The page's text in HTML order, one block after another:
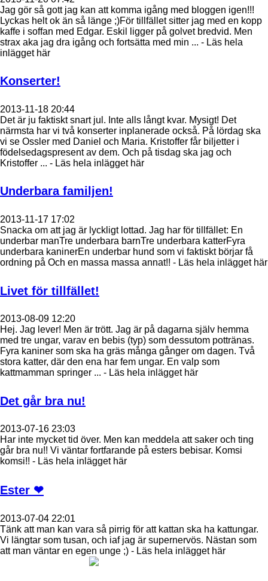
Jag gör så gott jag kan att komma igång med bloggen igen!!!
Lyckas helt ok än så länge ;)För tillfället sitter jag med en kopp
kaffe i soffan med Edgar. Eskil ligger på golvet bredvid. Men
strax aka jag dra igång och fortsätta med min ... - Läs hela
inlägget här
Konserter!
2013-11-18 20:44
Det är ju faktiskt snart jul. Inte alls långt kvar. Mysigt! Det
närmsta har vi två konserter inplanerade också. På lördag ska
vi se Ossler med Daniel och Maria. Kristoffer får biljetter i
födelsedagspresent av dem. Och på tisdag ska jag och
Kristoffer ... - Läs hela inlägget här
Underbara familjen!
2013-11-17 17:02
Snacka om att jag är lyckligt lottad. Jag har för tillfället: En
underbar manTre underbara barnTre underbara katterFyra
underbara kaninerEn underbar hund som vi faktiskt börjar få
ordning på Och en massa massa annat!! - Läs hela inlägget här
Livet för tillfället!
2013-08-09 12:20
Hej. Jag lever! Men är trött. Jag är på dagarna själv hemma
med tre ungar, varav en bebis (typ) som dessutom pottränas.
Fyra kaniner som ska ha gräs många gånger om dagen. Två
stora katter, där den ena har fem ungar. En valp som
kattmamman springer ... - Läs hela inlägget här
Det går bra nu!
2013-07-16 23:03
Har inte mycket tid över. Men kan meddela att saker och ting
går bra nu!! Vi väntar fortfarande på esters bebisar. Komsi
komsi!! - Läs hela inlägget här
Ester ❤
2013-07-04 22:01
Tänk att man kan vara så pirrig för att kattan ska ha kattungar.
Vi längtar som tusan, och iaf jag är supernervös. Nästan som
att man väntar en egen unge ;) - Läs hela inlägget här